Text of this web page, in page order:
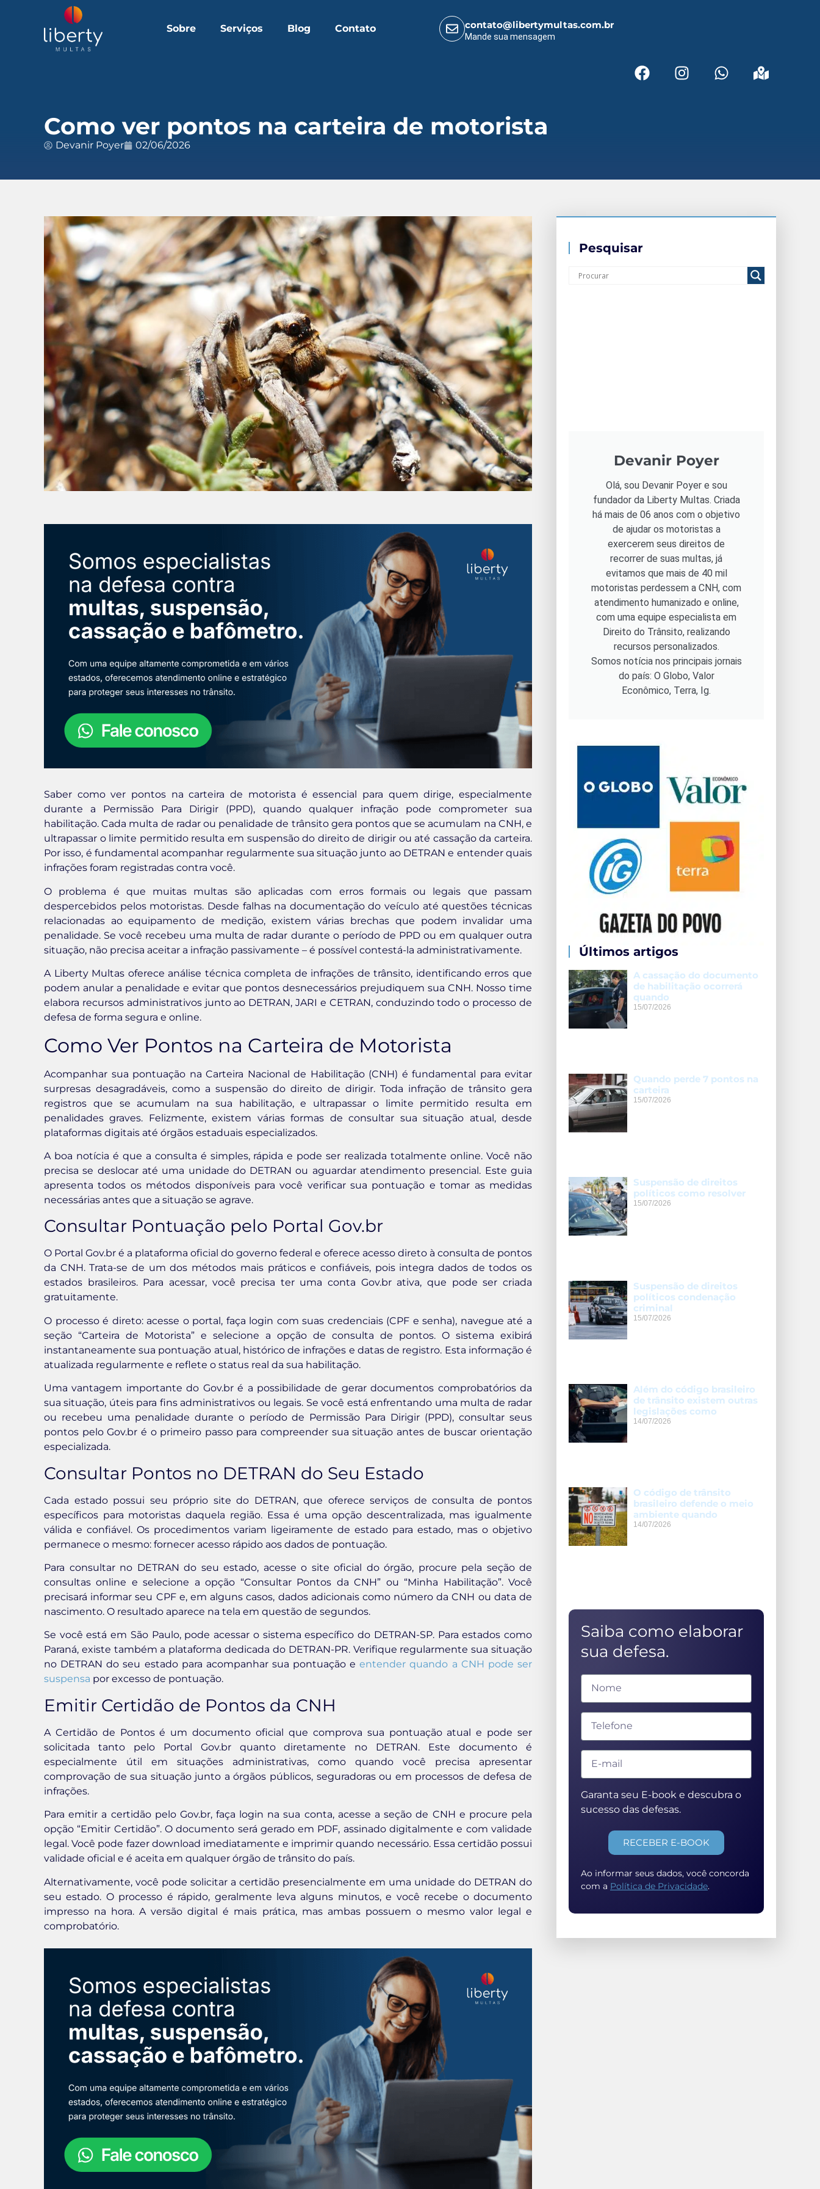
Sobre Serviços Blog Contato contato@libertymultas.com.br
Mande sua mensagem
Como ver pontos na carteira de motorista
Devanir Poyer 02/06/2026
Saber como ver pontos na carteira de motorista é essencial para quem dirige, especialmente
durante a Permissão Para Dirigir (PPD), quando qualquer infração pode comprometer sua
habilitação. Cada multa de radar ou penalidade de trânsito gera pontos que se acumulam na CNH, e
ultrapassar o limite permitido resulta em suspensão do direito de dirigir ou até cassação da carteira.
Por isso, é fundamental acompanhar regularmente sua situação junto ao DETRAN e entender quais
infrações foram registradas contra você.
O problema é que muitas multas são aplicadas com erros formais ou legais que passam
despercebidos pelos motoristas. Desde falhas na documentação do veículo até questões técnicas
relacionadas ao equipamento de medição, existem várias brechas que podem invalidar uma
penalidade. Se você recebeu uma multa de radar durante o período de PPD ou em qualquer outra
situação, não precisa aceitar a infração passivamente – é possível contestá-la administrativamente.
A Liberty Multas oferece análise técnica completa de infrações de trânsito, identificando erros que
podem anular a penalidade e evitar que pontos desnecessários prejudiquem sua CNH. Nosso time
elabora recursos administrativos junto ao DETRAN, JARI e CETRAN, conduzindo todo o processo de
defesa de forma segura e online.
Como Ver Pontos na Carteira de Motorista
Acompanhar sua pontuação na Carteira Nacional de Habilitação (CNH) é fundamental para evitar
surpresas desagradáveis, como a suspensão do direito de dirigir. Toda infração de trânsito gera
registros que se acumulam na sua habilitação, e ultrapassar o limite permitido resulta em
penalidades graves. Felizmente, existem várias formas de consultar sua situação atual, desde
plataformas digitais até órgãos estaduais especializados.
A boa notícia é que a consulta é simples, rápida e pode ser realizada totalmente online. Você não
precisa se deslocar até uma unidade do DETRAN ou aguardar atendimento presencial. Este guia
apresenta todos os métodos disponíveis para você verificar sua pontuação e tomar as medidas
necessárias antes que a situação se agrave.
Consultar Pontuação pelo Portal Gov.br
O Portal Gov.br é a plataforma oficial do governo federal e oferece acesso direto à consulta de pontos
da CNH. Trata-se de um dos métodos mais práticos e confiáveis, pois integra dados de todos os
estados brasileiros. Para acessar, você precisa ter uma conta Gov.br ativa, que pode ser criada
gratuitamente.
O processo é direto: acesse o portal, faça login com suas credenciais (CPF e senha), navegue até a
seção “Carteira de Motorista” e selecione a opção de consulta de pontos. O sistema exibirá
instantaneamente sua pontuação atual, histórico de infrações e datas de registro. Esta informação é
atualizada regularmente e reflete o status real da sua habilitação.
Uma vantagem importante do Gov.br é a possibilidade de gerar documentos comprobatórios da
sua situação, úteis para fins administrativos ou legais. Se você está enfrentando uma multa de radar
ou recebeu uma penalidade durante o período de Permissão Para Dirigir (PPD), consultar seus
pontos pelo Gov.br é o primeiro passo para compreender sua situação antes de buscar orientação
especializada.
Consultar Pontos no DETRAN do Seu Estado
Cada estado possui seu próprio site do DETRAN, que oferece serviços de consulta de pontos
específicos para motoristas daquela região. Essa é uma opção descentralizada, mas igualmente
válida e confiável. Os procedimentos variam ligeiramente de estado para estado, mas o objetivo
permanece o mesmo: fornecer acesso rápido aos dados de pontuação.
Para consultar no DETRAN do seu estado, acesse o site oficial do órgão, procure pela seção de
consultas online e selecione a opção “Consultar Pontos da CNH” ou “Minha Habilitação”. Você
precisará informar seu CPF e, em alguns casos, dados adicionais como número da CNH ou data de
nascimento. O resultado aparece na tela em questão de segundos.
Se você está em São Paulo, pode acessar o sistema específico do DETRAN-SP. Para estados como
Paraná, existe também a plataforma dedicada do DETRAN-PR. Verifique regularmente sua situação
no DETRAN do seu estado para acompanhar sua pontuação eentender quando a CNH pode ser
suspensa por excesso de pontuação.
Emitir Certidão de Pontos da CNH
A Certidão de Pontos é um documento oficial que comprova sua pontuação atual e pode ser
solicitada tanto pelo Portal Gov.br quanto diretamente no DETRAN. Este documento é
especialmente útil em situações administrativas, como quando você precisa apresentar
comprovação de sua situação junto a órgãos públicos, seguradoras ou em processos de defesa de
infrações.
Para emitir a certidão pelo Gov.br, faça login na sua conta, acesse a seção de CNH e procure pela
opção “Emitir Certidão”. O documento será gerado em PDF, assinado digitalmente e com validade
legal. Você pode fazer download imediatamente e imprimir quando necessário. Essa certidão possui
validade oficial e é aceita em qualquer órgão de trânsito do país.
Alternativamente, você pode solicitar a certidão presencialmente em uma unidade do DETRAN do
seu estado. O processo é rápido, geralmente leva alguns minutos, e você recebe o documento
impresso na hora. A versão digital é mais prática, mas ambas possuem o mesmo valor legal e
comprobatório.
Pesquisar
Devanir Poyer
Olá, sou Devanir Poyer e sou
fundador da Liberty Multas. Criada
há mais de 06 anos com o objetivo
de ajudar os motoristas a
exercerem seus direitos de
recorrer de suas multas, já
evitamos que mais de 40 mil
motoristas perdessem a CNH, com
atendimento humanizado e online,
com uma equipe especialista em
Direito do Trânsito, realizando
recursos personalizados.
Somos notícia nos principais jornais
do país: O Globo, Valor
Econômico, Terra, Ig.
Últimos artigos
A cassação do documento
de habilitação ocorrerá
quando
15/07/2026
Quando perde 7 pontos na
carteira
15/07/2026
Suspensão de direitos
políticos como resolver
15/07/2026
Suspensão de direitos
políticos condenação
criminal
15/07/2026
Além do código brasileiro
de trânsito existem outras
legislações como
14/07/2026
O código de trânsito
brasileiro defende o meio
ambiente quando
14/07/2026
Saiba como elaborar
sua defesa.
Garanta seu E-book e descubra o
sucesso das defesas.
RECEBER E-BOOK
Ao informar seus dados, você concorda
com a Política de Privacidade.